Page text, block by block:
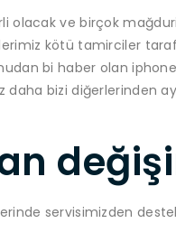
olacak ve birçok
kötü tamirciler
bi haber olan
bizi diğerlerinden
servisimizden